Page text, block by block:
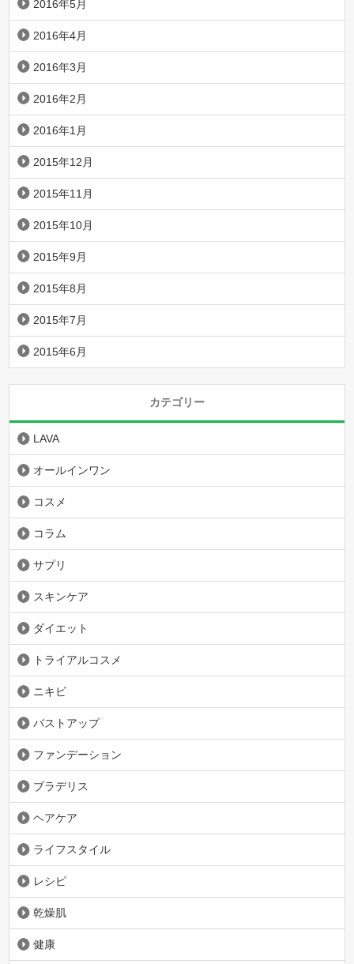
2016年5月
2016年4月
2016年3月
2016年2月
2016年1月
2015年12月
2015年11月
2015年10月
2015年9月
2015年8月
2015年7月
2015年6月
カテゴリー
LAVA
オールインワン
コスメ
コラム
サプリ
スキンケア
ダイエット
トライアルコスメ
ニキビ
バストアップ
ファンデーション
ブラデリス
ヘアケア
ライフスタイル
レシピ
乾燥肌
健康